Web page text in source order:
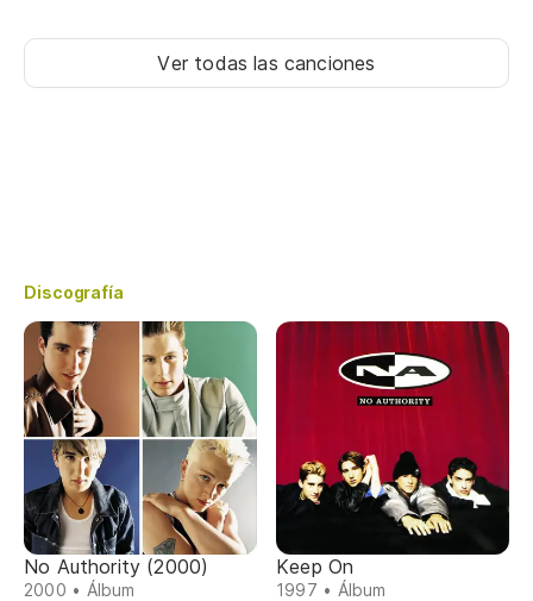
Ver todas las canciones
Discografía
No Authority (2000)
2000 • Álbum
Keep On
1997 • Álbum